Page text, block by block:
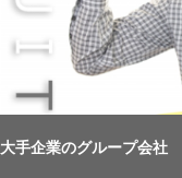
大手企業のグループ会社